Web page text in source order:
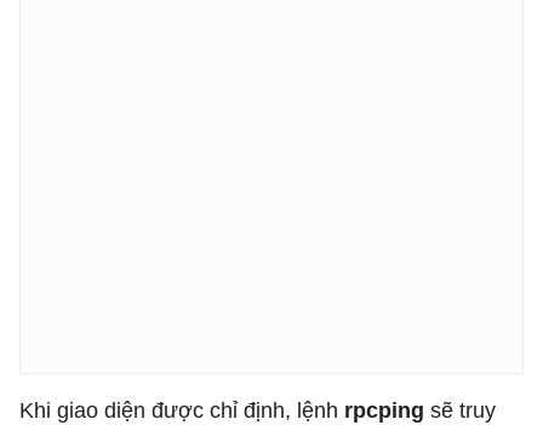
Khi giao diện được chỉ định, lệnh rpcping sẽ truy